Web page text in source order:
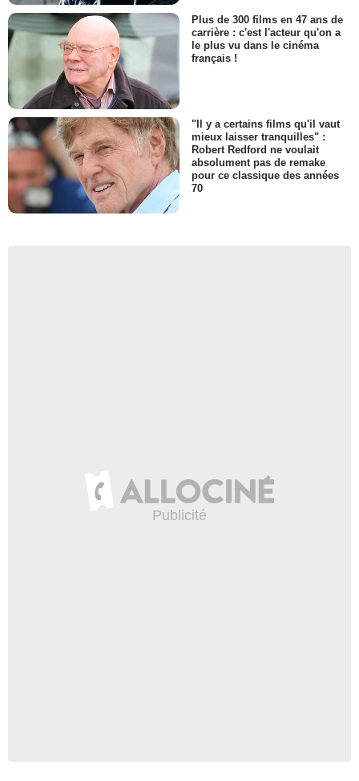
Plus de 300 films en 47 ans de
carrière : c'est l'acteur qu'on a
le plus vu dans le cinéma
français !
"Il y a certains films qu'il vaut
mieux laisser tranquilles" :
Robert Redford ne voulait
absolument pas de remake
pour ce classique des années
70